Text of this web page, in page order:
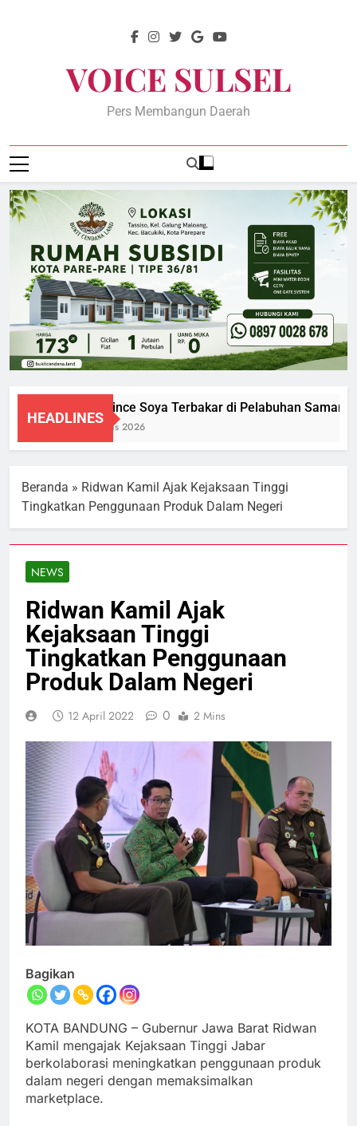
VOICE SULSEL
Pers Membangun Daerah
HEADLINES
KM Prince Soya Terbakar di Pelabuhan Samarinda
1 Agustus 2026
Beranda » Ridwan Kamil Ajak Kejaksaan Tinggi
Tingkatkan Penggunaan Produk Dalam Negeri
NEWS
Ridwan Kamil Ajak
Kejaksaan Tinggi
Tingkatkan Penggunaan
Produk Dalam Negeri
12 April 2022 0 2 Mins
Bagikan
KOTA BANDUNG – Gubernur Jawa Barat Ridwan
Kamil mengajak Kejaksaan Tinggi Jabar
berkolaborasi meningkatkan penggunaan produk
dalam negeri dengan memaksimalkan
marketplace.